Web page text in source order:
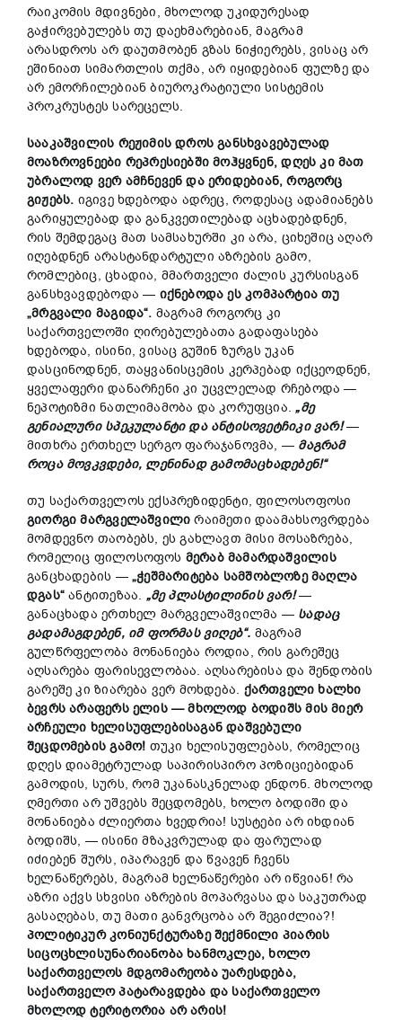
რაიკომის მდივნები, მხოლოდ უკიდურესად
გაჭირვებულებს თუ დაეხმარებიან, მაგრამ
არასდროს არ დაუთმობენ გზას ნიჭიერებს, ვისაც არ
ეშინიათ სიმართლის თქმა, არ იყიდებიან ფულზე და
არ ემორჩილებიან ბიუროკრატიული სისტემის
პროკრუსტეს სარეცელს.
სააკაშვილის რეჟიმის დროს განსხვავებულად
მოაზროვნეები რეპრესიებში მოჰყვნენ, დღეს კი მათ
უბრალოდ ვერ ამჩნევენ და ერიდებიან, როგორც
გიჟებს. იგივე ხდებოდა ადრეც, როდესაც ადამიანებს
გარიყულებად და განკვეთილებად აცხადებდნენ,
რის შემდეგაც მათ სამსახურში კი არა, ციხეშიც აღარ
იღებდნენ არასტანდარტული აზრების გამო,
რომლებიც, ცხადია, მმართველი ძალის კურსისგან
განსხვავდებოდა — იქნებოდა ეს კომპარტია თუ
„მრგვალი მაგიდა“. მაგრამ როგორც კი
საქართველოში ღირებულებათა გადაფასება
ხდებოდა, ისინი, ვისაც გუშინ ზურგს უკან
დასცინოდნენ, თაყვანისცემის კერპებად იქცეოდნენ,
ყველაფერი დანარჩენი კი უცვლელად რჩებოდა —
ნეპოტიზმი ნათლიმამობა და კორუფცია.„მე
გენიალური სპეკულანტი და ანტისოვეტჩიკი ვარ!—
მითხრა ერთხელ სერგო ფარაჯანოვმა, — მაგრამ
როცა მოვკვდები, ლენინად გამომაცხადებენ!“
თუ საქართველოს ექსპრეზიდენტი, ფილოსოფოსი
გიორგი მარგველაშვილი რაიმეთი დაამახსოვრდება
მომდევნო თაობებს, ეს გახლავთ მისი მოსაზრება,
რომელიც ფილოსოფოს მერაბ მამარდაშვილის
განცხადების — „ჭეშმარიტება სამშობლოზე მაღლა
დგას“ ანტითეზაა. „მე პლასტილინის ვარ!—
განაცხადა ერთხელ მარგველაშვილმა — სადაც
გადამაგდებენ, იმ ფორმას ვიღებ“. მაგრამ
გულწრფელობა მონანიება როდია, რის გარეშეც
აღსარება ფარისევლობაა. აღსარებისა და შენდობის
გარეშე კი ზიარება ვერ მოხდება. ქართველი ხალხი
ბევრს არაფერს ელის — მხოლოდ ბოდიშს მის მიერ
არჩეული ხელისუფლებისაგან დაშვებული
შეცდომების გამო! თუკი ხელისუფლებას, რომელიც
დღეს დიამეტრულად საპირისპირო პოზიციებიდან
გამოდის, სურს, რომ უკანასკნელად ენდონ. მხოლოდ
ღმერთი არ უშვებს შეცდომებს, ხოლო ბოდიში და
მონანიება ძლიერთა ხვედრია! სუსტები არ იხდიან
ბოდიშს, — ისინი მზაკვრულად და ფარულად
იძიებენ შურს, იპარავენ და წვავენ ჩვენს
ხელნაწერებს, მაგრამ ხელნაწერები არ იწვიან! რა
აზრი აქვს სხვისი აზრების მოპარვასა და საკუთრად
გასაღებას, თუ მათი განვრცობა არ შეგიძლია?!
პოლიტიკურ კონიუნქტურაზე შექმნილი პიარის
სიცოცხლისუნარიანობა ხანმოკლეა, ხოლო
საქართველოს მდგომარეობა უარესდება,
საქართველო პატარავდება და საქართველო
მხოლოდ ტერიტორია არ არის!